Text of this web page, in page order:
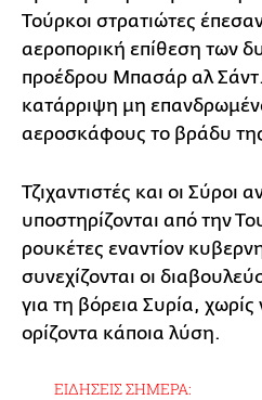
Τούρκοι στρατιώτες
αεροπορική επίθεση των
προέδρου Μπασάρ αλ Σάντ.
κατάρριψη μη
αεροσκάφους το βράδυ της
Τζιχαντιστές και οι Σύροι
υποστηρίζονται από την
ρουκέτες εναντίον
συνεχίζονται οι
για τη βόρεια Συρία, χωρίς
ορίζοντα κάποια λύση.
ΕΙΔΗΣΕΙΣ ΣΗΜΕΡΑ: